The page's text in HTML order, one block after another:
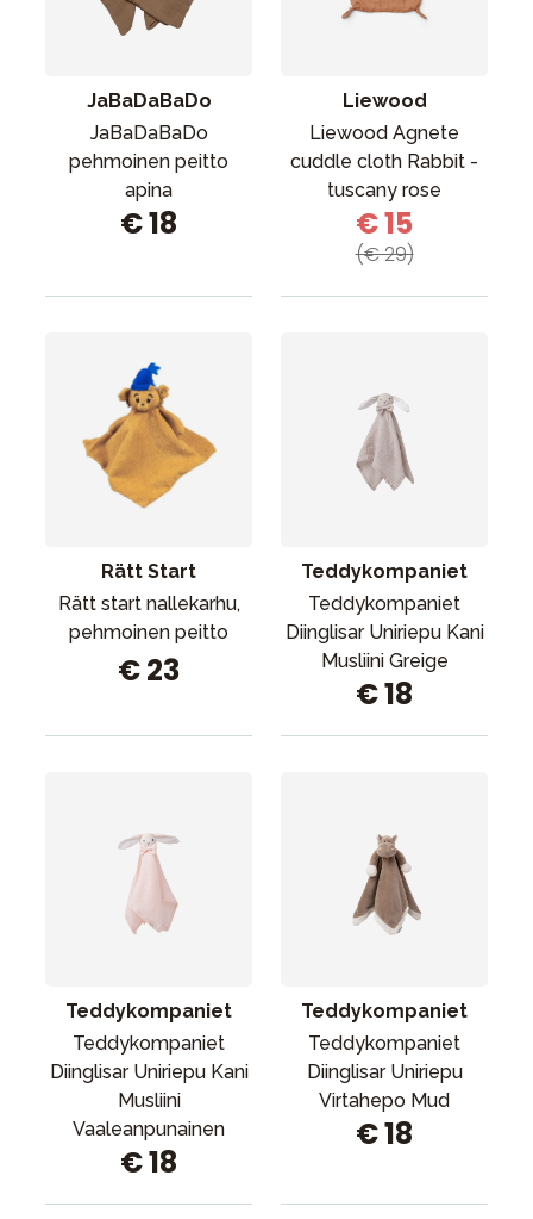
JaBaDaBaDo
JaBaDaBaDo
pehmoinen peitto
apina
€ 18
Liewood
Liewood Agnete
cuddle cloth Rabbit -
tuscany rose
€ 15
(€ 29)
Rätt Start
Rätt start nallekarhu,
pehmoinen peitto
€ 23
Teddykompaniet
Teddykompaniet
Diinglisar Uniriepu Kani
Musliini Greige
€ 18
Teddykompaniet
Teddykompaniet
Diinglisar Uniriepu Kani
Musliini
Vaaleanpunainen
€ 18
Teddykompaniet
Teddykompaniet
Diinglisar Uniriepu
Virtahepo Mud
€ 18